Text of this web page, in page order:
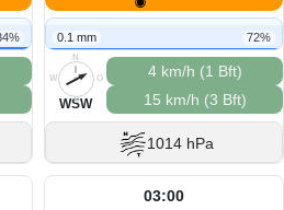
0.1 mm 72%
N
O
S
W
WSW
4 km/h (1 Bft)
15 km/h (3 Bft)
1014 hPa
03:00